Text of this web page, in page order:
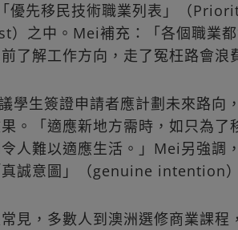
優先移民技術職業列表」（
之中。Mei補充：「各個職業
了解工作方向，走了冤枉路會浪
學生簽證申請者應計劃未來路向
。「適應新地方需時，如只為了
人難以適應生活。」Mei另強調
誠意圖」（genuine intention
常見，多數人到澳洲選修商業課